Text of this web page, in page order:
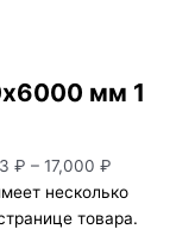
мм 1
₽ – 17,000 ₽
несколько
товара.